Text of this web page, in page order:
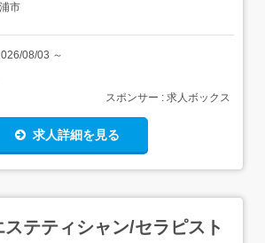
市
08/03 ～
スポンサー : 求人ボックス
求人詳細を見る
テティシャン/セラピスト